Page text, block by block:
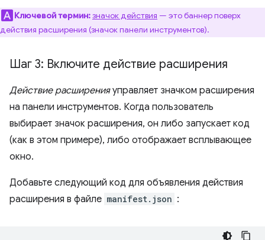
Ключевой термин:значок действия — это баннер поверх
действия расширения (значок панели инструментов).
Шаг 3: Включите действие расширения
Действие расширенияуправляет значком расширения
на панели инструментов. Когда пользователь
выбирает значок расширения, он либо запускает код
(как в этом примере), либо отображает всплывающее
окно.
Добавьте следующий код для объявления действия
расширения в файле manifest.json :